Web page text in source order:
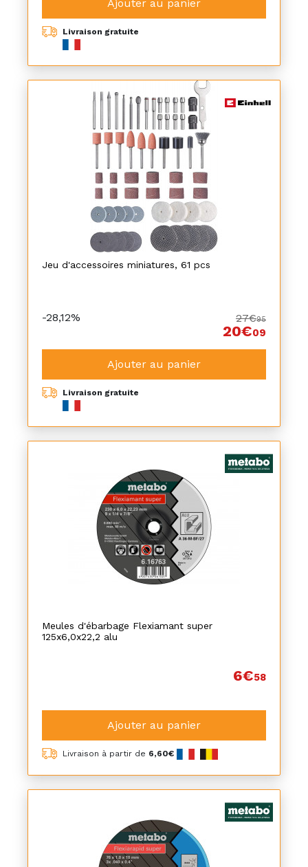
Ajouter au panier
Livraison gratuite
Jeu d'accessoires miniatures, 61 pcs
-28,12% 27€95
20€09
Ajouter au panier
Livraison gratuite
Meules d'ébarbage Flexiamant super
125x6,0x22,2 alu
6€58
Ajouter au panier
Livraison à partir de 6,60€